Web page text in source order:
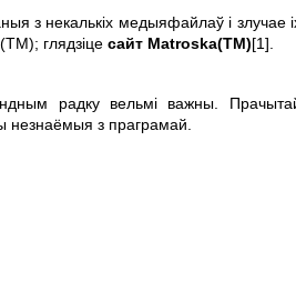
з некалькіх медыяфайлаў і злучае
глядзіце сайт Matroska(TM)[1].
радку вельмі важны.
незнаёмыя з праграмай.